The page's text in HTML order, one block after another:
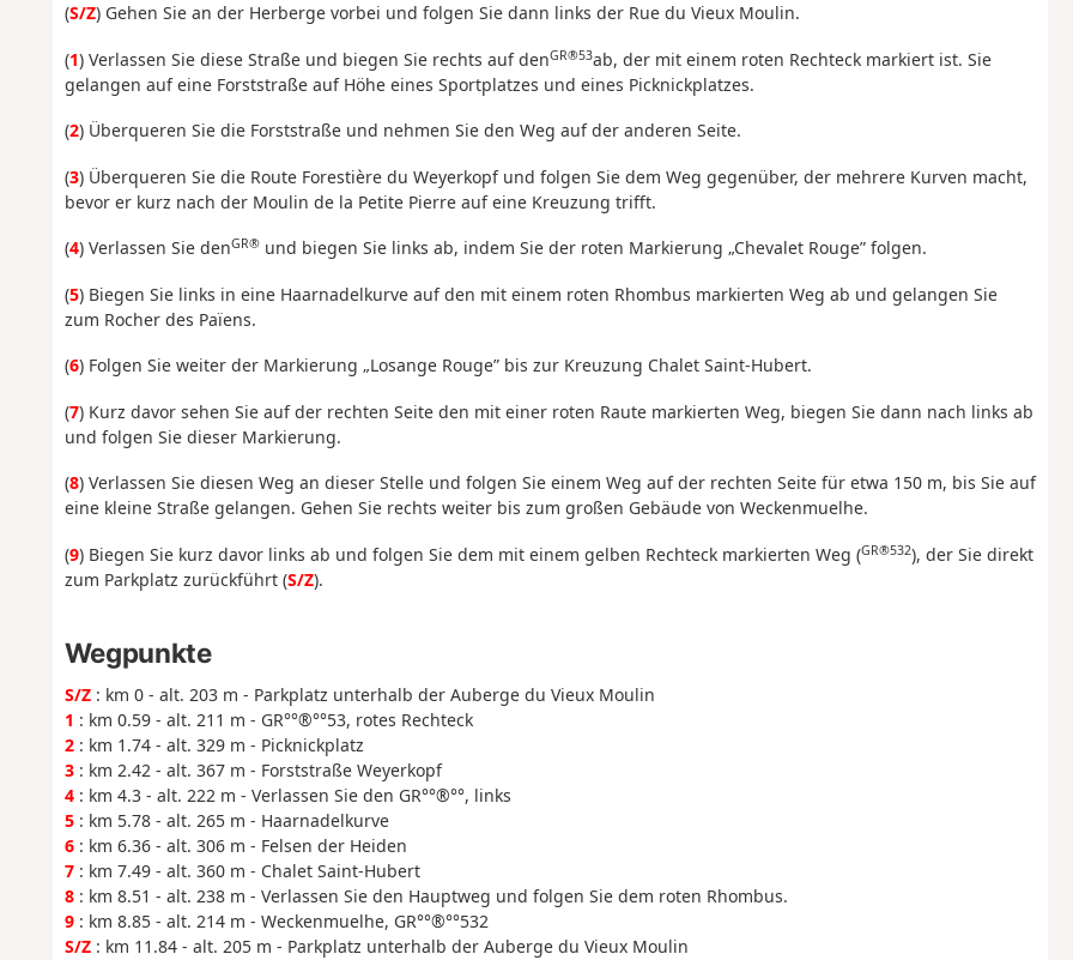
(S/Z) Gehen Sie an der Herberge vorbei und folgen Sie dann links der Rue du Vieux Moulin.
(1) Verlassen Sie diese Straße und biegen Sie rechts auf denGR®53ab, der mit einem roten Rechteck markiert ist. Sie
gelangen auf eine Forststraße auf Höhe eines Sportplatzes und eines Picknickplatzes.
(2) Überqueren Sie die Forststraße und nehmen Sie den Weg auf der anderen Seite.
(3) Überqueren Sie die Route Forestière du Weyerkopf und folgen Sie dem Weg gegenüber, der mehrere Kurven macht,
bevor er kurz nach der Moulin de la Petite Pierre auf eine Kreuzung trifft.
(4) Verlassen Sie denGR®und biegen Sie links ab, indem Sie der roten Markierung „Chevalet Rouge” folgen.
(5) Biegen Sie links in eine Haarnadelkurve auf den mit einem roten Rhombus markierten Weg ab und gelangen Sie
zum Rocher des Païens.
(6) Folgen Sie weiter der Markierung „Losange Rouge” bis zur Kreuzung Chalet Saint-Hubert.
(7) Kurz davor sehen Sie auf der rechten Seite den mit einer roten Raute markierten Weg, biegen Sie dann nach links ab
und folgen Sie dieser Markierung.
(8) Verlassen Sie diesen Weg an dieser Stelle und folgen Sie einem Weg auf der rechten Seite für etwa 150 m, bis Sie auf
eine kleine Straße gelangen. Gehen Sie rechts weiter bis zum großen Gebäude von Weckenmuelhe.
(9) Biegen Sie kurz davor links ab und folgen Sie dem mit einem gelben Rechteck markierten Weg (GR®532), der Sie direkt
zum Parkplatz zurückführt (S/Z).
Wegpunkte
S/Z: km 0 - alt. 203 m - Parkplatz unterhalb der Auberge du Vieux Moulin
1 : km 0.59 - alt. 211 m - GR°°®°°53, rotes Rechteck
2: km 1.74 - alt. 329 m - Picknickplatz
3: km 2.42 - alt. 367 m - Forststraße Weyerkopf
4: km 4.3 - alt. 222 m - Verlassen Sie den GR°°®°°, links
5: km 5.78 - alt. 265 m - Haarnadelkurve
6: km 6.36 - alt. 306 m - Felsen der Heiden
7: km 7.49 - alt. 360 m - Chalet Saint-Hubert
8: km 8.51 - alt. 238 m - Verlassen Sie den Hauptweg und folgen Sie dem roten Rhombus.
9: km 8.85 - alt. 214 m - Weckenmuelhe, GR°°®°°532
S/Z: km 11.84 - alt. 205 m - Parkplatz unterhalb der Auberge du Vieux Moulin